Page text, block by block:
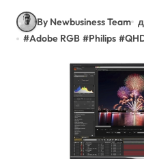
By Newbusiness Team
#Adobe RGB #Philips #